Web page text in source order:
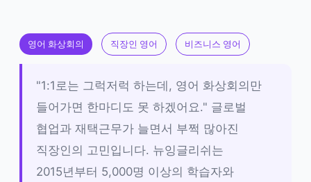
영어 화상회의 직장인 영어 비즈니스 영어
"1:1로는 그럭저럭 하는데, 영어 화상회의만
들어가면 한마디도 못 하겠어요." 글로벌
협업과 재택근무가 늘면서 부쩍 많아진
직장인의 고민입니다. 뉴잉글리쉬는
2015년부터 5,000명 이상의 학습자와